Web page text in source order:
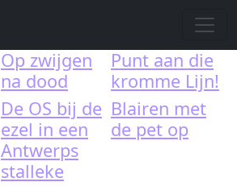
Op zwijgen
na dood
Punt aan die
kromme Lijn!
De OS bij de
ezel in een
Antwerps
stalleke
Blairen met
de pet op